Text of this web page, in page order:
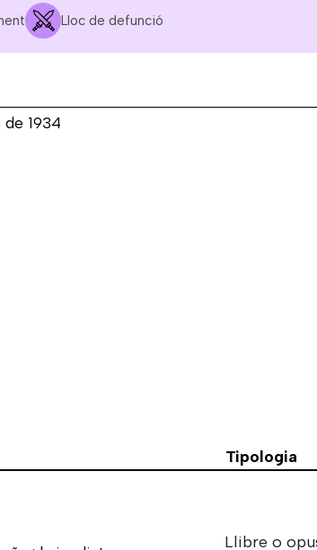
Lloc de defunció
1934
Tipologia
Llibre o